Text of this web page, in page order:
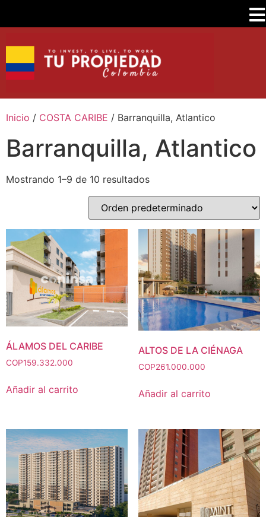
Inicio / COSTA CARIBE / Barranquilla, Atlantico
Barranquilla, Atlantico
Mostrando 1–9 de 10 resultados
ÁLAMOS DEL CARIBE
COP159.332.000
Añadir al carrito
ALTOS DE LA CIÉNAGA
COP261.000.000
Añadir al carrito